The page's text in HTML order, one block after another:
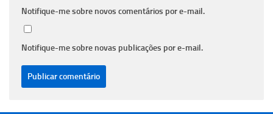
Notifique-me sobre novos comentários por e-mail.
Notifique-me sobre novas publicações por e-mail.